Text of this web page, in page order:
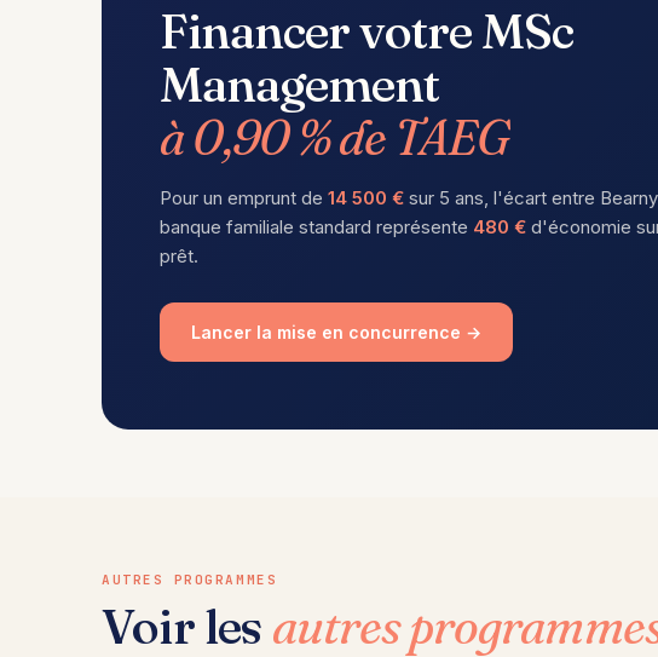
Financer votre MSc
Management
à 0,90 % de TAEG
Pour un emprunt de 14 500 € sur 5 ans, l'écart entre
banque familiale standard représente 480 € d'économie
prêt.
Lancer la mise en concurrence →
AUTRES PROGRAMMES
Voir les autres